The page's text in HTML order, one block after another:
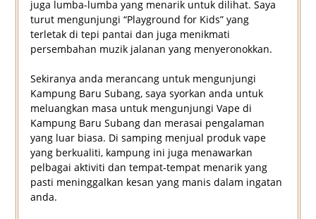
juga lumba-lumba yang menarik untuk dilihat. Saya
turut mengunjungi “Playground for Kids” yang
terletak di tepi pantai dan juga menikmati
persembahan muzik jalanan yang menyeronokkan.
Sekiranya anda merancang untuk mengunjungi
Kampung Baru Subang, saya syorkan anda untuk
meluangkan masa untuk mengunjungi Vape di
Kampung Baru Subang dan merasai pengalaman
yang luar biasa. Di samping menjual produk vape
yang berkualiti, kampung ini juga menawarkan
pelbagai aktiviti dan tempat-tempat menarik yang
pasti meninggalkan kesan yang manis dalam ingatan
anda.